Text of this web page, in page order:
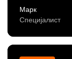
Марк
Специјалист